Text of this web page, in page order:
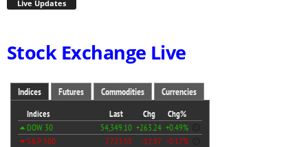
Live Updates
Stock Exchange Live